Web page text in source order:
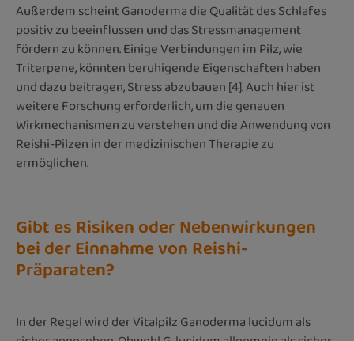
Außerdem scheint Ganoderma die Qualität des Schlafes
positiv zu beeinflussen und das Stressmanagement
fördern zu können. Einige Verbindungen im Pilz, wie
Triterpene, könnten beruhigende Eigenschaften haben
und dazu beitragen, Stress abzubauen [4]. Auch hier ist
weitere Forschung erforderlich, um die genauen
Wirkmechanismen zu verstehen und die Anwendung von
Reishi-Pilzen in der medizinischen Therapie zu
ermöglichen.
Gibt es Risiken oder Nebenwirkungen
bei der Einnahme von Reishi-
Präparaten?
In der Regel wird der Vitalpilz Ganoderma lucidum als